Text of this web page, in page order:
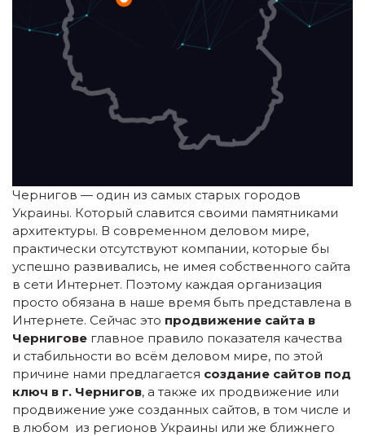
Чернигов — один из самых старых городов
Украины. Который славится своими памятниками
архитектуры. В современном деловом мире,
практически отсутствуют компании, которые бы
успешно развивались, не имея собственного сайта
в сети Интернет. Поэтому каждая организация
просто обязана в наше время быть представлена в
Интернете. Сейчас это продвижение сайта в
Чернигове главное правило показателя качества
и стабильности во всём деловом мире, по этой
причине нами предлагается создание сайтов под
ключ в г. Чернигов, а также их продвижение или
продвижение уже созданных сайтов, в том числе и
в любом из регионов Украины или же ближнего